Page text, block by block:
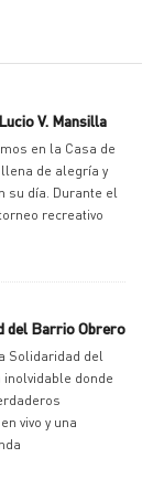
V. Mansilla
en la Casa de
de alegría y
su día. Durante el
recreativo
del Barrio Obrero
Solidaridad del
donde
vivo y una